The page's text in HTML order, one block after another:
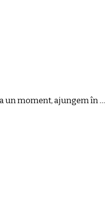
un moment, ajungem în …